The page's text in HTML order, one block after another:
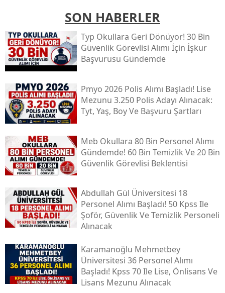
SON HABERLER
Typ Okullara Geri Dönüyor! 30 Bin
Güvenlik Görevlisi Alımı İçin İşkur
Başvurusu Gündemde
Pmyo 2026 Polis Alımı Başladı! Lise
Mezunu 3.250 Polis Adayı Alınacak:
Tyt, Yaş, Boy Ve Başvuru Şartları
Meb Okullara 80 Bin Personel Alımı
Gündemde! 60 Bin Temizlik Ve 20 Bin
Güvenlik Görevlisi Beklentisi
Abdullah Gül Üniversitesi 18
Personel Alımı Başladı! 50 Kpss Ile
Şoför, Güvenlik Ve Temizlik Personeli
Alınacak
Karamanoğlu Mehmetbey
Üniversitesi 36 Personel Alımı
Başladı! Kpss 70 Ile Lise, Önlisans Ve
Lisans Mezunu Alınacak